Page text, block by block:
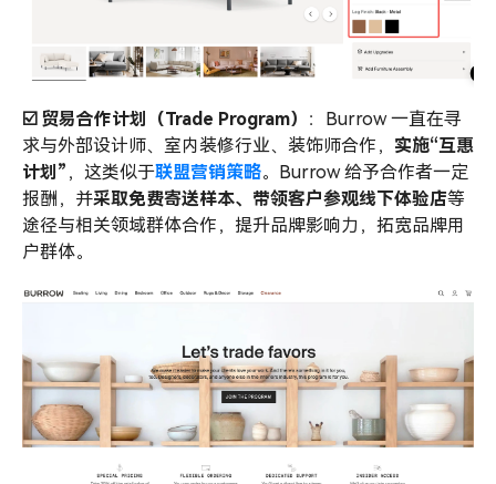
☑️ 贸易合作计划（Trade Program）
：Burrow 一直在寻
求与外部设计师、室内装修行业、装饰师合作， 实施“互惠
计划” ，这类似于联盟营销策略。Burrow 给予合作者一定
报酬，并采取免费寄送样本、带领客户参观线下体验店等
途径与相关领域群体合作，提升品牌影响力，拓宽品牌用
户群体。